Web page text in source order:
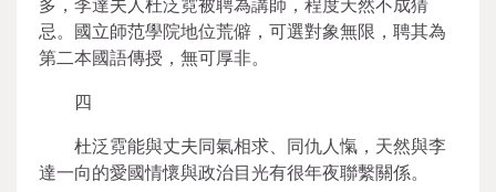
忌。國立師范學院地位荒僻，可選對象無限，聘其為
第二本國語傳授，無可厚非。
四
杜泛霓能與丈夫同氣相求、同仇人愾，天然與李
達一向的愛國情懷與政治目光有很年夜聯繫關係。